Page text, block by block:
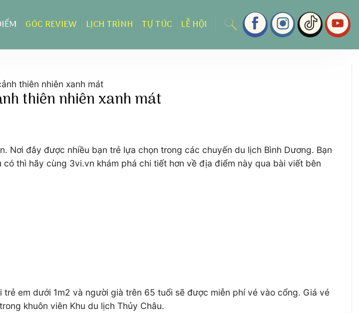
GÓC REVIEW LỊCH TRÌNH TỰ TÚC LỄ HỘI
thiên nhiên xanh mát
thiên nhiên xanh mát
Nơi đây được nhiều bạn trẻ lựa chọn trong các chuyến du lịch Bình Dương. Bạn
thì hãy cùng 3vi.vn khám phá chi tiết hơn về địa điểm này qua bài viết bên
em dưới 1m2 và người già trên 65 tuổi sẽ được miễn phí vé vào cổng. Giá vé
khuôn viên Khu du lịch Thủy Châu.